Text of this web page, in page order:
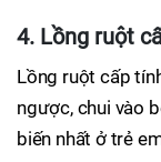
4. Lồng ruột
Lồng ruột cấp
ngược, chui vào
biến nhất ở trẻ